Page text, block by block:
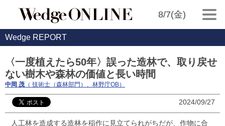
8/7(金)
Wedge REPORT
〈一度植えたら50年〉誤った造林で、取り戻せ
ない樹木や森林の価値と長い時間
中岡 茂 （ 技術士（森林部門）、林野庁OB）
2024/09/27
人工林を造成する造林を稲作に見立てられがちだが、作物に合